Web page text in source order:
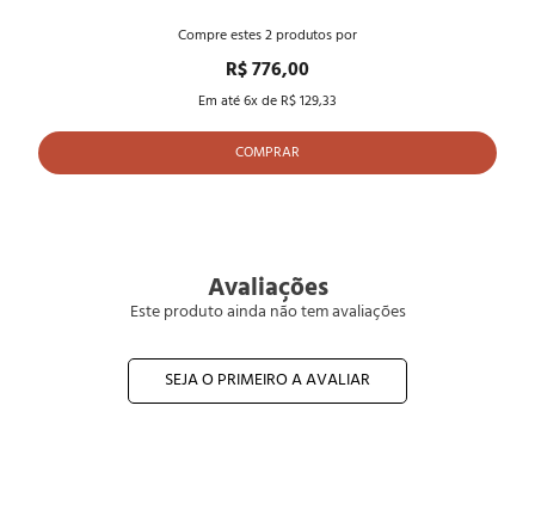
Compre estes2produtos por
R$ 776,00
Em até6x de R$ 129,33
COMPRAR
Avaliações
Este produto ainda não tem avaliações
SEJA O PRIMEIRO A AVALIAR